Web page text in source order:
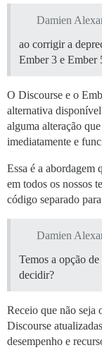
Damien
ao corrigir a
Ember 3 e Ember
O Discourse e o
alternativa
alguma alteração
imediatamente e
Essa é a abordagem
em todos os nossos
código separado
Damien
Temos a opção
decidir?
Receio que não seja
Discourse
desempenho e